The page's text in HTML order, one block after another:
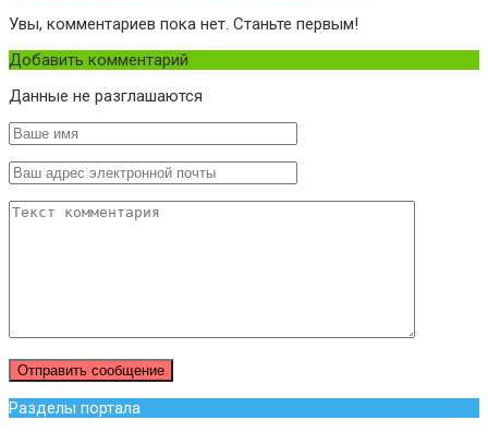
Увы, комментариев пока нет. Станьте первым!
Добавить комментарий
Данные не разглашаются
Разделы портала